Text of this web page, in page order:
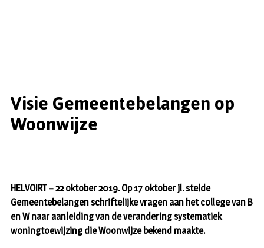
Visie Gemeentebelangen op
Woonwijze
HELVOIRT –22 oktober 2019. Op 17 oktober jl. stelde
Gemeentebelangen schriftelijke vragen aan het college van B
en W naar aanleiding van de verandering systematiek
woningtoewijzing die Woonwijze bekend maakte.